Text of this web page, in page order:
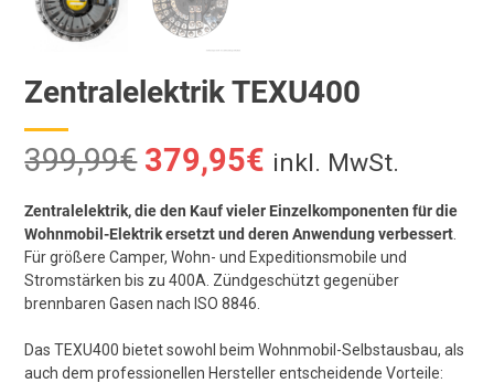
Zentralelektrik TEXU400
399,99€ Ursprünglicher
Preis
war:
399,99€
379,95€ Aktueller
Preis
ist:
379,95€.
inkl. MwSt.
Zentralelektrik, die den Kauf vieler Einzelkomponenten für die
Wohnmobil-Elektrik ersetzt und deren Anwendung verbessert
Für größere Camper, Wohn- und Expeditionsmobile und
Stromstärken bis zu 400A. Zündgeschützt gegenüber
brennbaren Gasen nach ISO 8846.
Das TEXU400 bietet sowohl beim Wohnmobil-Selbstausbau, als
auch dem professionellen Hersteller entscheidende Vorteile: